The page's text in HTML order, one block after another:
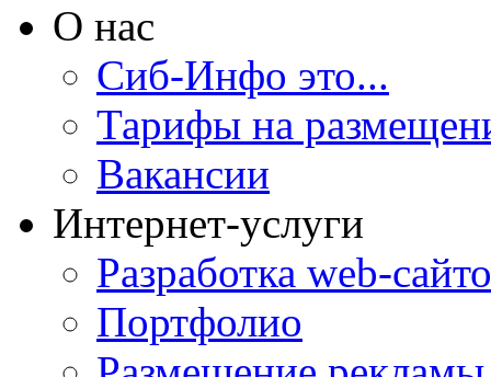
О нас
Сиб-Инфо это...
Тарифы на
Вакансии
Интернет-услуги
Разработка web-
Портфолио